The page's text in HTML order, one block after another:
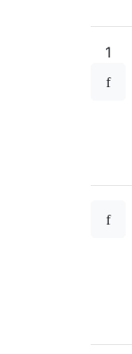
1